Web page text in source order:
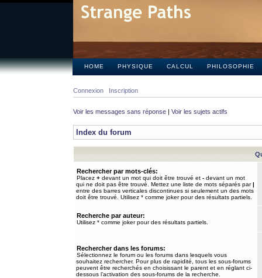
HOME PHYSIQUE CALCUL PHILOSOPHIE
Connexion Inscription
Voir les messages sans réponse | Voir les sujets actifs
Index du forum
Rechercher par mots-clés:
Placez + devant un mot qui doit être trouvé et - devant un mot
qui ne doit pas être trouvé. Mettez une liste de mots séparés par|
entre des barres verticales discontinues si seulement un des mots
doit être trouvé. Utilisez * comme joker pour des résultats partiels.
Recherche par auteur:
Utilisez * comme joker pour des résultats partiels.
Rechercher dans les forums:
Sélectionnez le forum ou les forums dans lesquels vous
souhaitez rechercher. Pour plus de rapidité, tous les sous-forums
peuvent être recherchés en choisissant le parent et en réglant ci-
dessous l’activation des sous-forums de la recherche.